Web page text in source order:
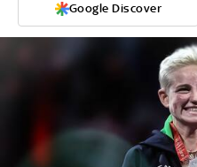
Google Discover